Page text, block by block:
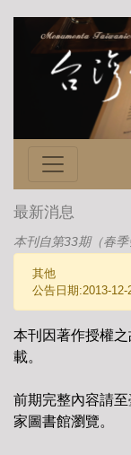
最新消息
本刊自第33期（春
其他
公告日期:2013-12-
本刊因著作授權
載。
前期完整內容請
家圖書館瀏覽。